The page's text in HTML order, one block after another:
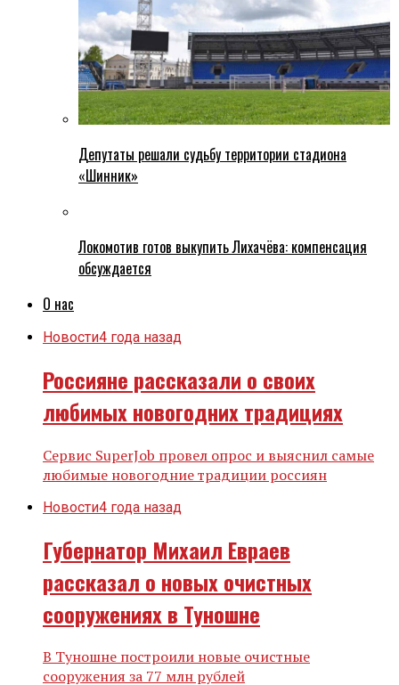
Депутаты решали судьбу территории стадиона
«Шинник»
Локомотив готов выкупить Лихачёва: компенсация
обсуждается
О нас
Новости4 года назад
Россияне рассказали о своих
любимых новогодних традициях
Сервис SuperJob провел опрос и выяснил самые
любимые новогодние традиции россиян
Новости4 года назад
Губернатор Михаил Евраев
рассказал о новых очистных
сооружениях в Туношне
В Туношне построили новые очистные
сооружения за 77 млн рублей